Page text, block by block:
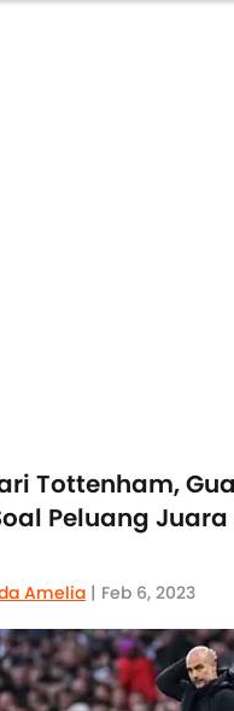
Tottenham,
Peluang
Amelia | Feb 6, 2023